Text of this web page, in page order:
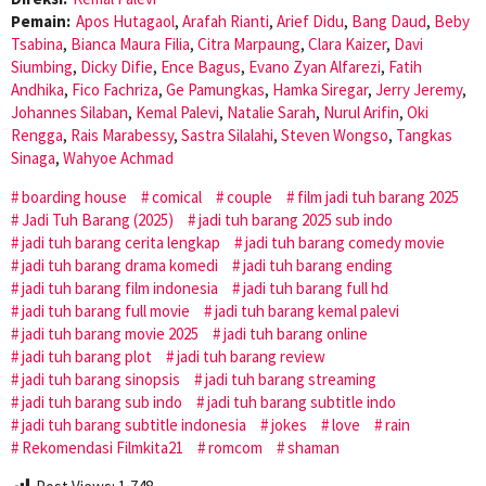
Pemain: Apos Hutagaol, Arafah Rianti, Arief Didu, Bang Daud, Beby
Tsabina, Bianca Maura Filia, Citra Marpaung, Clara Kaizer, Davi
Siumbing, Dicky Difie, Ence Bagus, Evano Zyan Alfarezi, Fatih
Andhika, Fico Fachriza, Ge Pamungkas, Hamka Siregar, Jerry Jeremy,
Johannes Silaban, Kemal Palevi, Natalie Sarah, Nurul Arifin, Oki
Rengga, Rais Marabessy, Sastra Silalahi, Steven Wongso, Tangkas
Sinaga, Wahyoe Achmad
boarding house
comical couple
film jadi tuh barang 2025
Jadi Tuh Barang (2025)
jadi tuh barang 2025 sub indo
jadi tuh barang cerita lengkap
jadi tuh barang comedy movie
jadi tuh barang drama komedi
jadi tuh barang ending
jadi tuh barang film indonesia
jadi tuh barang full hd
jadi tuh barang full movie
jadi tuh barang kemal palevi
jadi tuh barang movie 2025
jadi tuh barang online
jadi tuh barang plot
jadi tuh barang review
jadi tuh barang sinopsis
jadi tuh barang streaming
jadi tuh barang sub indo
jadi tuh barang subtitle indo
jadi tuh barang subtitle indonesia
jokes love
rain
Rekomendasi Filmkita21
romcom
shaman